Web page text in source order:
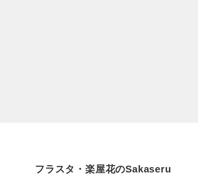
フラスタ・楽屋花のSakaseru